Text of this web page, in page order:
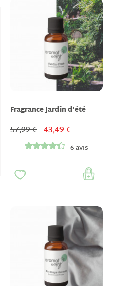
Fragrance Jardin d'été
57,99 € 43,49 €
6 avis